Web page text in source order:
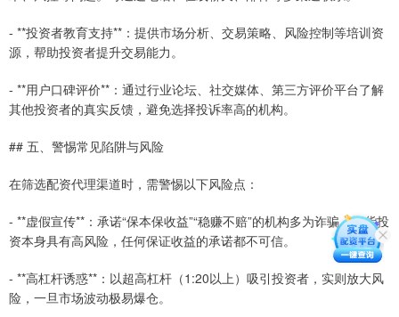
- **投资者教育支持**：提供市场分析、交易策略、风险控制等培训资
源，帮助投资者提升交易能力。
- **用户口碑评价**：通过行业论坛、社交媒体、第三方评价平台了解
其他投资者的真实反馈，避免选择投诉率高的机构。
## 五、警惕常见陷阱与风险
在筛选配资代理渠道时，需警惕以下风险点：
- **虚假宣传**：承诺“保本保收益”“稳赚不赔”的机构多为诈骗，期货投
资本身具有高风险，任何保证收益的承诺都不可信。
- **高杠杆诱惑**：以超高杠杆（1:20以上）吸引投资者，实则放大风
险，一旦市场波动极易爆仓。